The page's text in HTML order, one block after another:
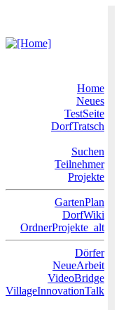
Home
Neues
TestSeite
DorfTratsch
Suchen
Teilnehmer
Projekte
GartenPlan
DorfWiki
OrdnerProjekte_alt
Dörfer
NeueArbeit
VideoBridge
VillageInnovationTalk